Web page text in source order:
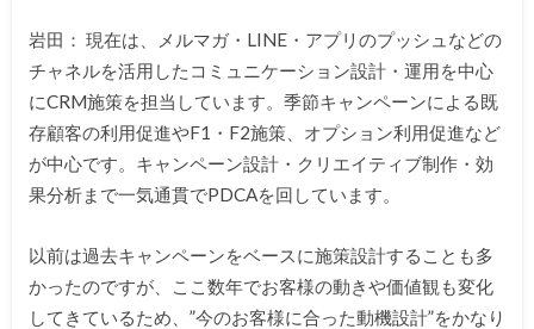
岩田： 現在は、メルマガ・LINE・アプリのプッシュなどの
チャネルを活用したコミュニケーション設計・運用を中心
にCRM施策を担当しています。季節キャンペーンによる既
存顧客の利用促進やF1・F2施策、オプション利用促進など
が中心です。キャンペーン設計・クリエイティブ制作・効
果分析まで一気通貫でPDCAを回しています。
以前は過去キャンペーンをベースに施策設計することも多
かったのですが、ここ数年でお客様の動きや価値観も変化
してきているため、”今のお客様に合った動機設計”をかなり